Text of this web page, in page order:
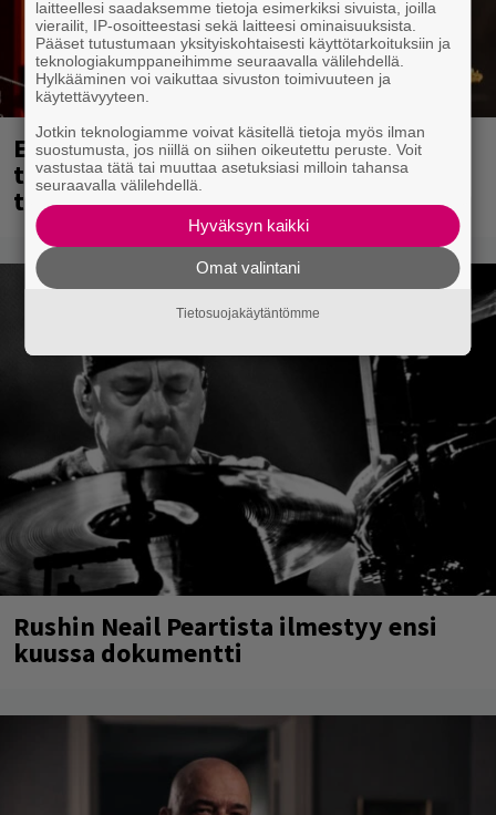
Eppu Normaalin viimeinen keikka
tänään – katso kuvagalleria torstailta
täältä
Rushin Neail Peartista ilmestyy ensi
kuussa dokumentti
laitteellesi saadaksemme tietoja esimerkiksi sivuista, joilla
vierailit, IP-osoitteestasi sekä laitteesi ominaisuuksista.
Pääset tutustumaan yksityiskohtaisesti käyttötarkoituksiin ja
teknologiakumppaneihimme seuraavalla välilehdellä.
Hylkääminen voi vaikuttaa sivuston toimivuuteen ja
käytettävyyteen.
Jotkin teknologiamme voivat käsitellä tietoja myös ilman
suostumusta, jos niillä on siihen oikeutettu peruste. Voit
vastustaa tätä tai muuttaa asetuksiasi milloin tahansa
seuraavalla välilehdellä.
Hyväksyn kaikki
Omat valintani
Tietosuojakäytäntömme